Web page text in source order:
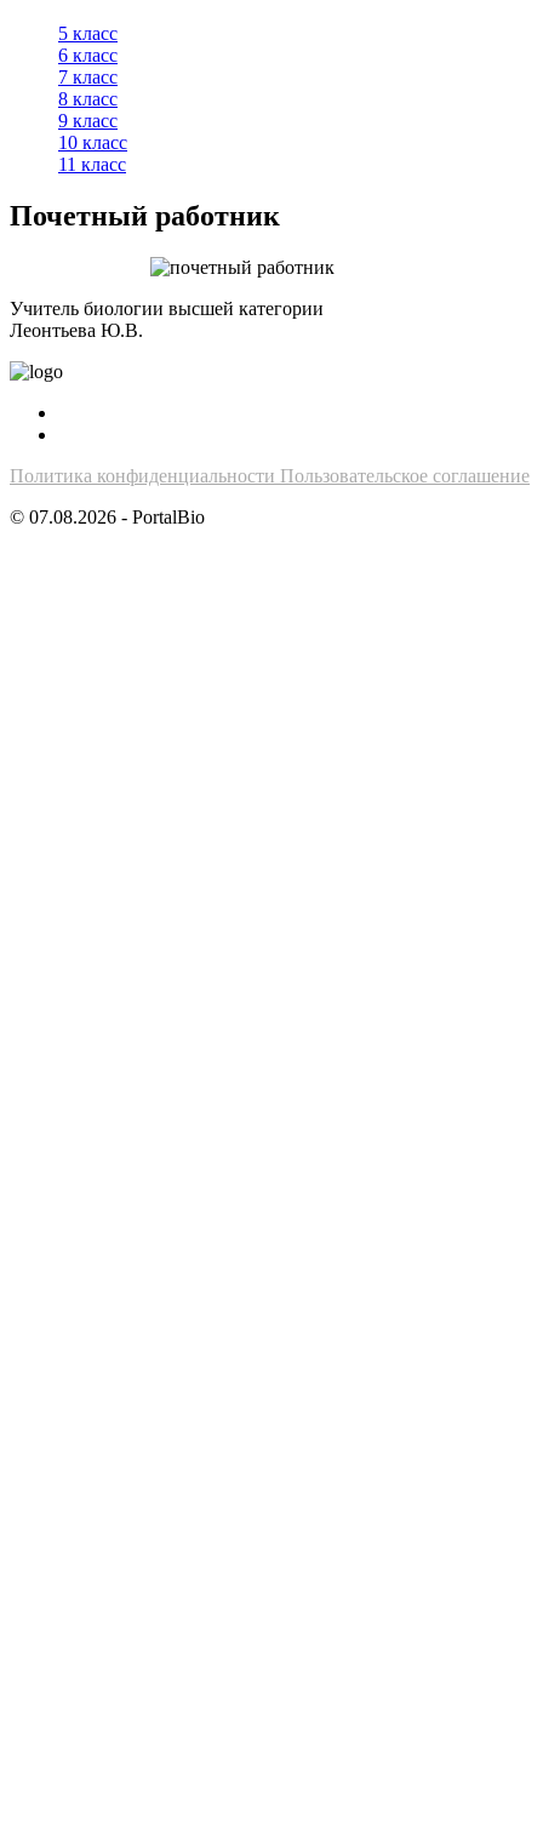
5 класс
6 класс
7 класс
8 класс
9 класс
10 класс
11 класс
Почетный работник
Учитель биологии высшей категории
Леонтьева Ю.В.
Политика конфиденциальности Пользовательское соглашение
© 07.08.2026 - PortalBio